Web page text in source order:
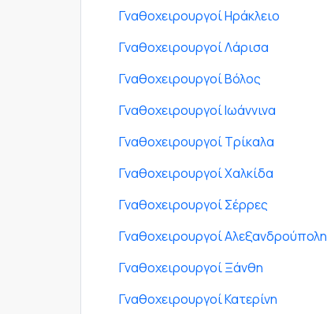
Γναθοχειρουργοί Ηράκλειο
Γναθοχειρουργοί Λάρισα
Γναθοχειρουργοί Βόλος
Γναθοχειρουργοί Ιωάννινα
Γναθοχειρουργοί Τρίκαλα
Γναθοχειρουργοί Χαλκίδα
Γναθοχειρουργοί Σέρρες
Γναθοχειρουργοί Αλεξανδρούπολη
Γναθοχειρουργοί Ξάνθη
Γναθοχειρουργοί Κατερίνη